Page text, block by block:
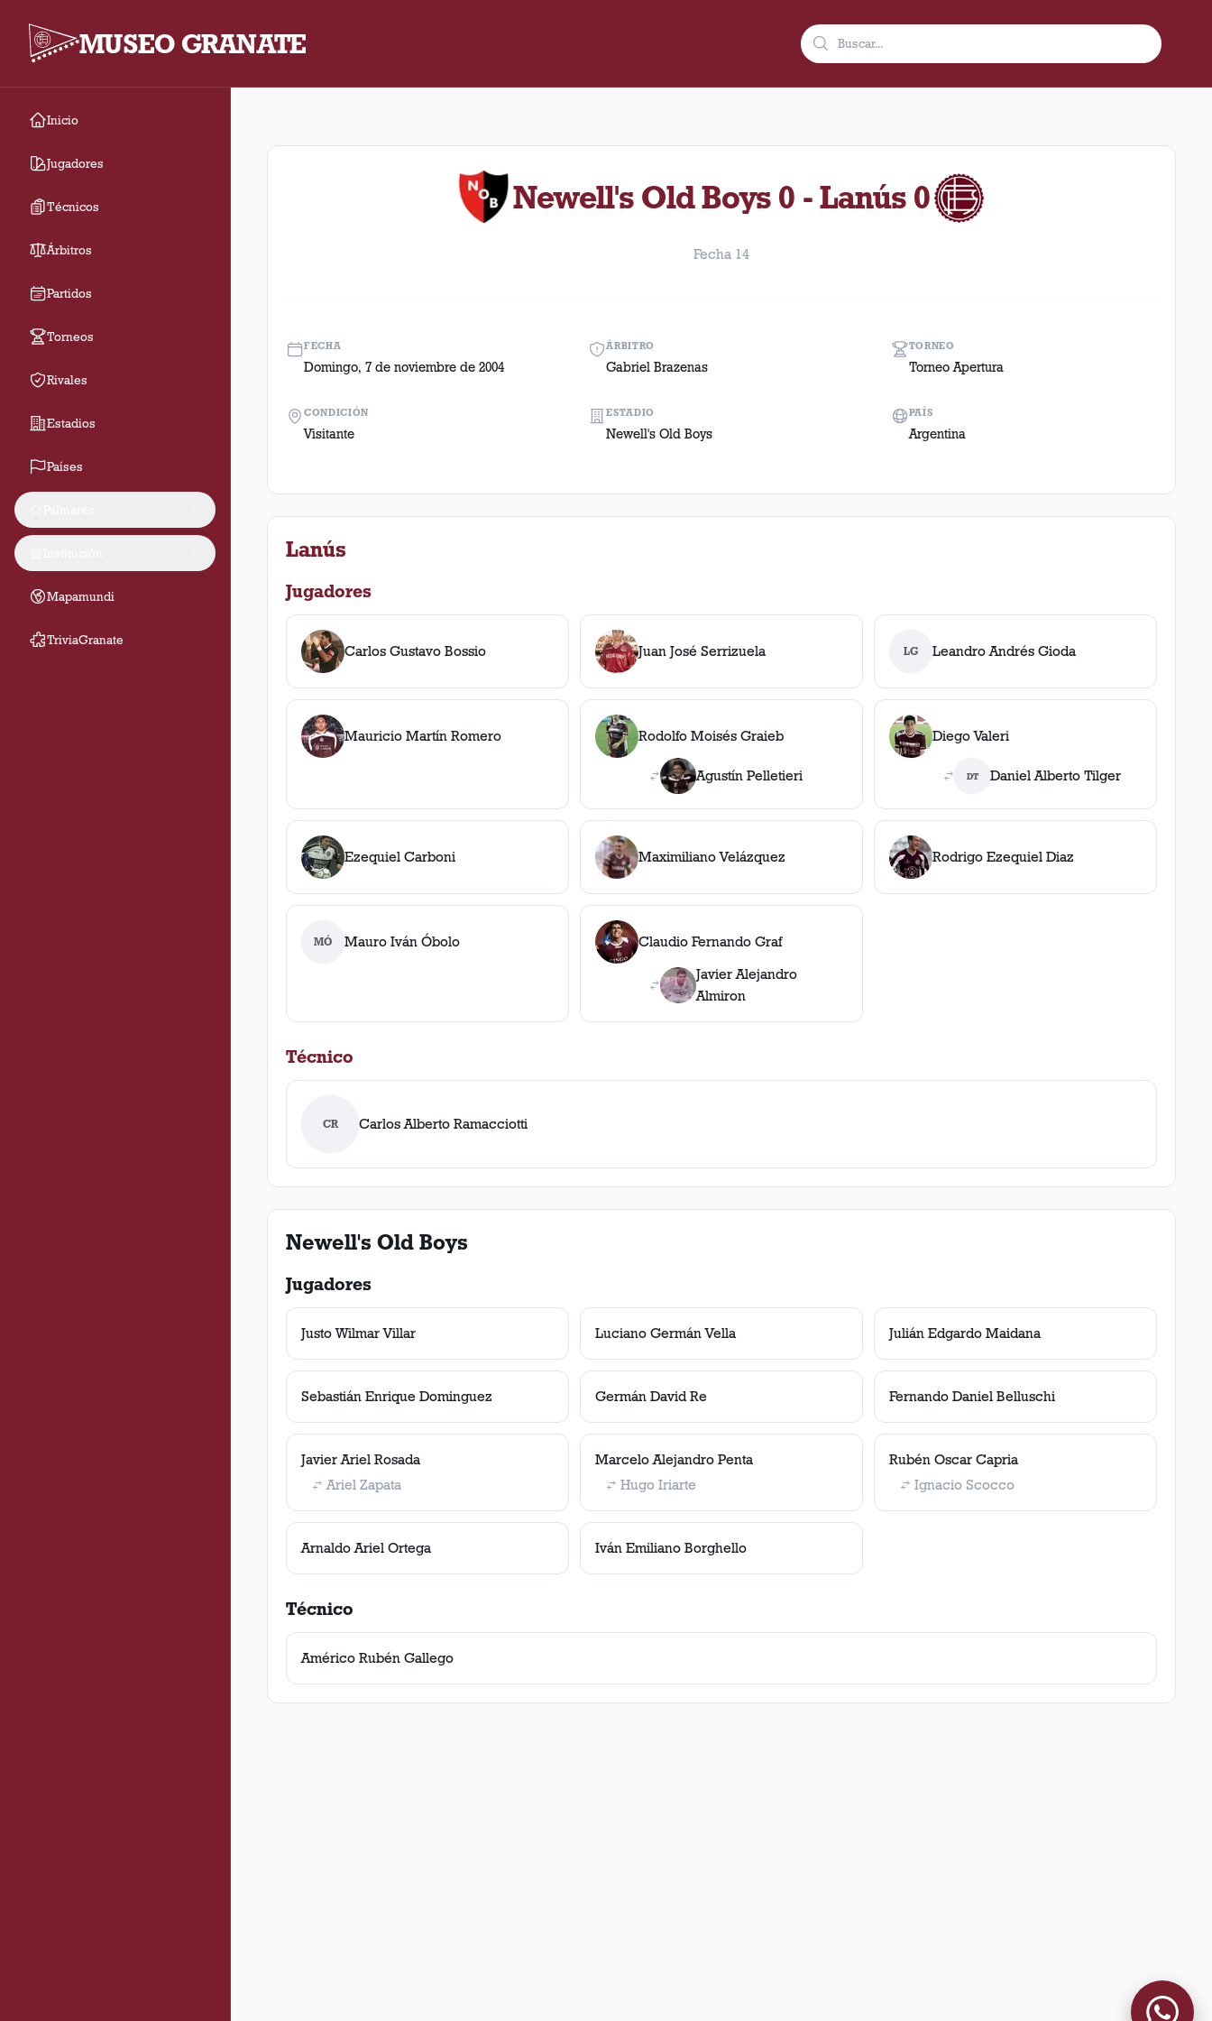
MUSEO GRANATE
Inicio
Jugadores
Técnicos
Árbitros
Partidos
Torneos
Rivales
Estadios
Países
Mapamundi
TriviaGranate
Fecha 14. Partido entre Lanús y Newell's Old Boys disputado el Domingo, 7 de noviembre de 2004 como visitante en el estadio Newell's Old Boys
Newell's Old Boys 0 - Lanús 0
Fecha 14
FECHA
Domingo, 7 de noviembre de 2004
ÁRBITRO
Gabriel Brazenas
TORNEO
Torneo Apertura
CONDICIÓN
Visitante
ESTADIO
Newell's Old Boys
PAÍS
Argentina
Lanús
Jugadores
Carlos Gustavo Bossio Juan José Serrizuela LG Leandro Andrés Gioda
Mauricio Martín Romero Rodolfo Moisés Graieb
Agustín Pelletieri
Diego Valeri
DT Daniel Alberto Tilger
Ezequiel Carboni Maximiliano Velázquez Rodrigo Ezequiel Diaz
MÓ Mauro Iván Óbolo
Claudio Fernando Graf
Javier Alejandro
Almiron
Técnico
CR Carlos Alberto Ramacciotti
Newell's Old Boys
Jugadores
Justo Wilmar Villar Luciano Germán Vella Julián Edgardo Maidana
Sebastián Enrique Dominguez Germán David Re Fernando Daniel Belluschi
Javier Ariel Rosada
Ariel Zapata
Marcelo Alejandro Penta
Hugo Iriarte
Rubén Oscar Capria
Ignacio Scocco
Arnaldo Ariel Ortega Iván Emiliano Borghello
Técnico
Américo Rubén Gallego